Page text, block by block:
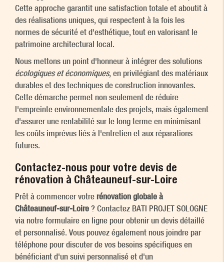
Cette approche garantit une satisfaction totale et aboutit à
des réalisations uniques, qui respectent à la fois les
normes de sécurité et d'esthétique, tout en valorisant le
patrimoine architectural local.
Nous mettons un point d'honneur à intégrer des solutions
écologiques et économiques, en privilégiant des matériaux
durables et des techniques de construction innovantes.
Cette démarche permet non seulement de réduire
l'empreinte environnementale des projets, mais également
d'assurer une rentabilité sur le long terme en minimisant
les coûts imprévus liés à l'entretien et aux réparations
futures.
Contactez-nous pour votre devis de
rénovation à Châteauneuf-sur-Loire
Prêt à commencer votre rénovation globale à
Châteauneuf-sur-Loire ? Contactez BATI PROJET SOLOGNE
via notre formulaire en ligne pour obtenir un devis détaillé
et personnalisé. Vous pouvez également nous joindre par
téléphone pour discuter de vos besoins spécifiques en
bénéficiant d'un suivi personnalisé et d'un